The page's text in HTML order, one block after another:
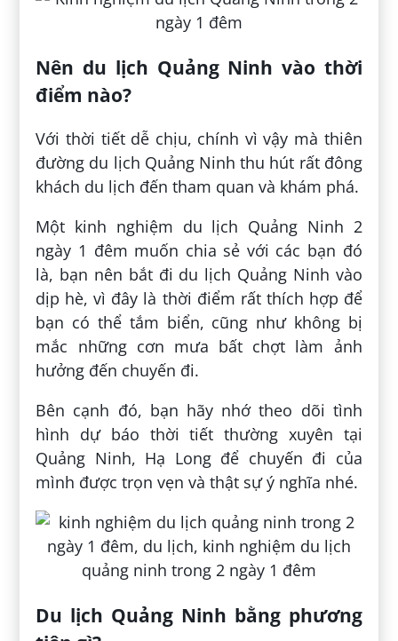
Nên du lịch Quảng Ninh vào thời
điểm nào?
Với thời tiết dễ chịu, chính vì vậy mà thiên
đường du lịch Quảng Ninh thu hút rất đông
khách du lịch đến tham quan và khám phá.
Một kinh nghiệm du lịch Quảng Ninh 2
ngày 1 đêm muốn chia sẻ với các bạn đó
là, bạn nên bắt đi du lịch Quảng Ninh vào
dịp hè, vì đây là thời điểm rất thích hợp để
bạn có thể tắm biển, cũng như không bị
mắc những cơn mưa bất chợt làm ảnh
hưởng đến chuyến đi.
Bên cạnh đó, bạn hãy nhớ theo dõi tình
hình dự báo thời tiết thường xuyên tại
Quảng Ninh, Hạ Long để chuyến đi của
mình được trọn vẹn và thật sự ý nghĩa nhé.
Du lịch Quảng Ninh bằng phương